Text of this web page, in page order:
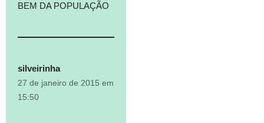
BEM DA POPULAÇÃO
silveirinha
27 de janeiro de 2015 em
15:50